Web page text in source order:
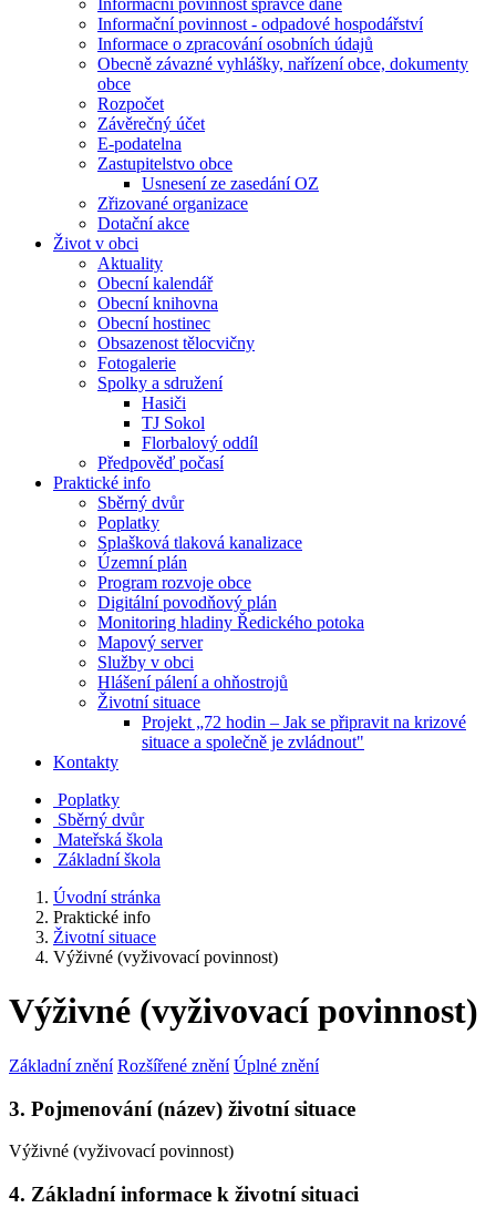
Informační povinnost správce daně
Informační povinnost - odpadové hospodářství
Informace o zpracování osobních údajů
Obecně závazné vyhlášky, nařízení obce, dokumenty
obce
Rozpočet
Závěrečný účet
E-podatelna
Zastupitelstvo obce
Usnesení ze zasedání OZ
Zřizované organizace
Dotační akce
Život v obci
Aktuality
Obecní kalendář
Obecní knihovna
Obecní hostinec
Obsazenost tělocvičny
Fotogalerie
Spolky a sdružení
Hasiči
TJ Sokol
Florbalový oddíl
Předpověď počasí
Praktické info
Sběrný dvůr
Poplatky
Splašková tlaková kanalizace
Územní plán
Program rozvoje obce
Digitální povodňový plán
Monitoring hladiny Ředického potoka
Mapový server
Služby v obci
Hlášení pálení a ohňostrojů
Životní situace
Projekt „72 hodin – Jak se připravit na krizové
situace a společně je zvládnout"
Kontakty
Poplatky
Sběrný dvůr
Mateřská škola
Základní škola
Úvodní stránka
Praktické info
Životní situace
Výživné (vyživovací povinnost)
Výživné (vyživovací povinnost)
Základní znění Rozšířené znění Úplné znění
3. Pojmenování (název) životní situace
Výživné (vyživovací povinnost)
4. Základní informace k životní situaci